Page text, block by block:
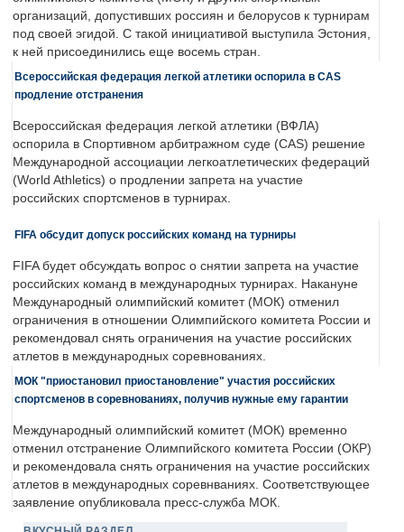
организаций, допустивших россиян и белорусов к турнирам
под своей эгидой. С такой инициативой выступила Эстония,
к ней присоединились еще восемь стран.
Всероссийская федерация легкой атлетики оспорила в CAS
продление отстранения
Всероссийская федерация легкой атлетики (ВФЛА)
оспорила в Спортивном арбитражном суде (CAS) решение
Международной ассоциации легкоатлетических федераций
(World Athletics) о продлении запрета на участие
российских спортсменов в турнирах.
FIFA обсудит допуск российских команд на турниры
FIFA будет обсуждать вопрос о снятии запрета на участие
российских команд в международных турнирах. Накануне
Международный олимпийский комитет (МОК) отменил
ограничения в отношении Олимпийского комитета России и
рекомендовал снять ограничения на участие российских
атлетов в международных соревнованиях.
МОК "приостановил приостановление" участия российских
спортсменов в соревнованиях, получив нужные ему гарантии
Международный олимпийский комитет (МОК) временно
отменил отстранение Олимпийского комитета России (ОКР)
и рекомендовала снять ограничения на участие российских
атлетов в международных соревнваниях. Соответствующее
заявление опубликовала пресс-служба МОК.